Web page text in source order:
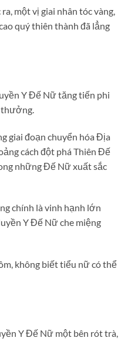
một vị giai nhân tóc vàng,
quý thiên thành đã lẳng
Y Đế Nữ tăng tiến phi
thưởng.
giai đoạn chuyển hóa Địa
cách đột phá Thiên Đế
những Đế Nữ xuất sắc
chính là vinh hạnh lớn
Y Đế Nữ che miệng
không biết tiểu nữ có thể
Y Đế Nữ một bên rót trà,